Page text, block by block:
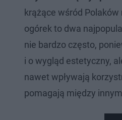
krążące wśród
ogórek to dwa
nie bardzo często,
i o wygląd estetyczny,
nawet wpływają
pomagają między